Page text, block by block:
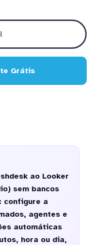
Grátis
ao Looker
sem bancos
configure a
agentes e
automáticas
hora ou dia,